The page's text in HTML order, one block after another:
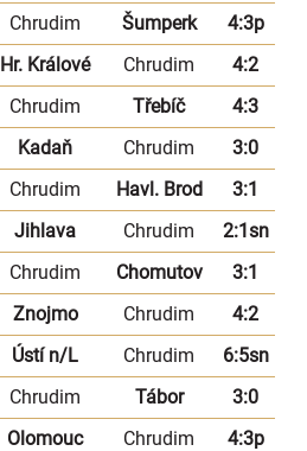
Chrudim Šumperk
4:3p
Hr. Králové Chrudim
4:2
Chrudim Třebíč
4:3
Kadaň Chrudim
3:0
Chrudim Havl. Brod
3:1
Jihlava Chrudim
2:1sn
Chrudim Chomutov
3:1
Znojmo Chrudim
4:2
Ústí n/L Chrudim
6:5sn
Chrudim Tábor
3:0
Olomouc Chrudim
4:3p